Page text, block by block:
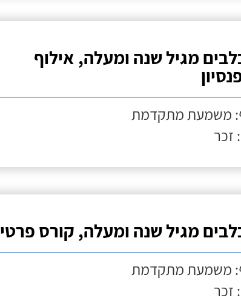
מגיל שנה ומעלה, אילוף
משמעת מתקדמת
זכר
מגיל שנה ומעלה, קורס פרטי
משמעת מתקדמת
זכר